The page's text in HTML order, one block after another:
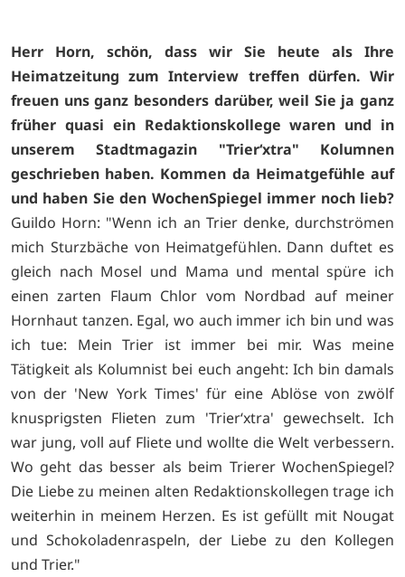
Herr Horn, schön, dass wir Sie heute als Ihre
Heimatzeitung zum Interview treffen dürfen. Wir
freuen uns ganz besonders darüber, weil Sie ja ganz
früher quasi ein Redaktionskollege waren und in
unserem Stadtmagazin "Trier‘xtra" Kolumnen
geschrieben haben. Kommen da Heimatgefühle auf
und haben Sie den WochenSpiegel immer noch lieb?
Guildo Horn: "Wenn ich an Trier denke, durchströmen
mich Sturzbäche von Heimatgefühlen. Dann duftet es
gleich nach Mosel und Mama und mental spüre ich
einen zarten Flaum Chlor vom Nordbad auf meiner
Hornhaut tanzen. Egal, wo auch immer ich bin und was
ich tue: Mein Trier ist immer bei mir. Was meine
Tätigkeit als Kolumnist bei euch angeht: Ich bin damals
von der 'New York Times' für eine Ablöse von zwölf
knusprigsten Flieten zum 'Trier‘xtra' gewechselt. Ich
war jung, voll auf Fliete und wollte die Welt verbessern.
Wo geht das besser als beim Trierer WochenSpiegel?
Die Liebe zu meinen alten Redaktionskollegen trage ich
weiterhin in meinem Herzen. Es ist gefüllt mit Nougat
und Schokoladenraspeln, der Liebe zu den Kollegen
und Trier."